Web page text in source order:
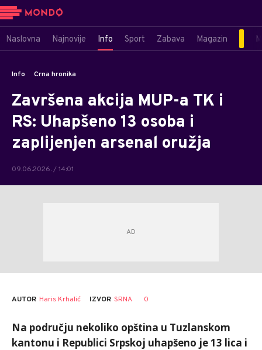
Naslovna Najnovije Info Sport Zabava Magazin
Info Crna hronika
Završena akcija MUP-a TK i
RS: Uhapšeno 13 osoba i
zaplijenjen arsenal oružja
09.06.2026. / 14:01
AUTOR Haris Krhalić IZVOR SRNA 0
Na području nekoliko opština u Tuzlanskom
kantonu i Republici Srpskoj uhapšeno je 13 lica i